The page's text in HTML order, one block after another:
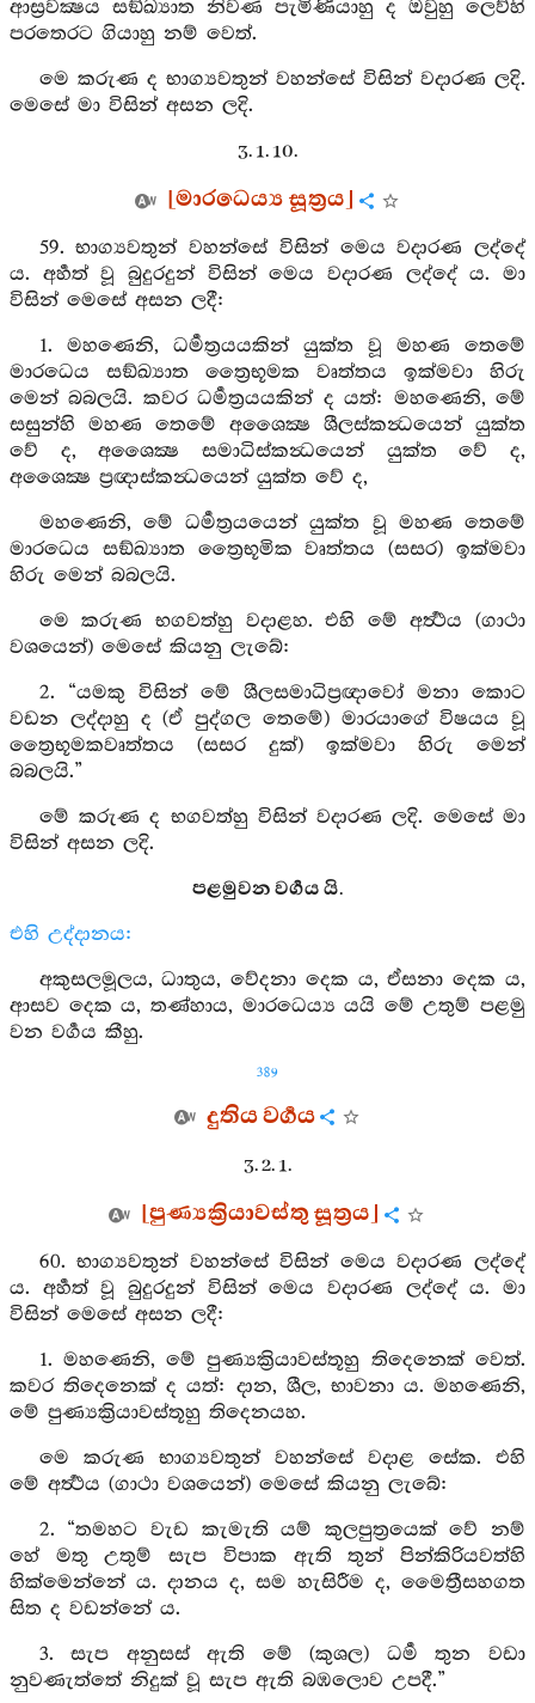
ආස්‍රවක්‍ෂය සඞ්ඛ්‍යාත නිවණ පැමිණියාහු ද ඔවුහු ලෙව්හි
පරතෙරට ගියාහු නම් වෙත්.
මෙ කරුණ ද භාග්‍යවතුන් වහන්සේ විසින් වදාරණ ලදි.
මෙසේ මා විසින් අසන ලදි.
3. 1. 10.
[මාරධෙය්‍ය සූත්‍රය]
59. භාග්‍යවතුන් වහන්සේ විසින් මෙය වදාරණ ලද්දේ
ය. අර්‍හත් වූ බුදුරදුන් විසින් මෙය වදාරණ ලද්දේ ය. මා
විසින් මෙසේ අසන ලදී:
1. මහණෙනි, ධර්‍මත්‍රයයකින් යුක්ත වූ මහණ තෙමේ
මාරධෙය සඞ්ඛ්‍යාත ත්‍රෛභූමක වෘත්තය ඉක්මවා හිරු
මෙන් බබලයි. කවර ධර්‍මත්‍රයයකින් ද යත්: මහණෙනි, මේ
සසුන්හි මහණ තෙමේ අශෛක්‍ෂ ශීලස්කන්‍ධයෙන් යුක්ත
වේ ද, අශෛක්‍ෂ සමාධිස්කන්‍ධයෙන් යුක්ත වේ ද,
අශෛක්‍ෂ ප්‍රඥාස්කන්‍ධයෙන් යුක්ත වේ ද,
මහණෙනි, මේ ධර්‍මත්‍රයයෙන් යුක්ත වූ මහණ තෙමේ
මාරධෙය සඞ්ඛ්‍යාත ත්‍රෛභූමික වෘත්තය (සසර) ඉක්මවා
හිරු මෙන් බබලයි.
මෙ කරුණ භගවත්හු වදාළහ. එහි මේ අර්‍ත්‍ථය (ගාථා
වශයෙන්) මෙසේ කියනු ලැබේ:
2. “යමකු විසින් මේ ශීලසමාධිප්‍රඥාවෝ මනා කොට
වඩන ලද්දාහු ද (ඒ පුද්ගල තෙමේ) මාරයාගේ විෂයය වූ
ත්‍රෛභූමකවෘත්තය (සසර දුක්) ඉක්මවා හිරු මෙන්
බබලයි.”
මේ කරුණ ද භගවත්හු විසින් වදාරණ ලදි. මෙසේ මා
විසින් අසන ලදි.
පළමුවන වර්‍ගය යි.
එහි උද්දානය:
අකුසලමූලය, ධාතුය, වේදනා දෙක ය, ඒසනා දෙක ය,
ආසව දෙක ය, තණ්හාය, මාරධෙය්‍ය යයි මේ උතුම් පළමු
වන වර්‍ගය කීහු.
389
දුතිය වර්‍ගය
3. 2. 1.
[පුණ්‍යක්‍රියාවස්තු සූත්‍රය]
60. භාග්‍යවතුන් වහන්සේ විසින් මෙය වදාරණ ලද්දේ
ය. අර්‍හත් වූ බුදුරදුන් විසින් මෙය වදාරණ ලද්දේ ය. මා
විසින් මෙසේ අසන ලදී:
1. මහණෙනි, මේ පුණ්‍යක්‍රියාවස්තූහු තිදෙනෙක් වෙත්.
කවර තිදෙනෙක් ද යත්: දාන, ශීල, භාවනා ය. මහණෙනි,
මේ පුණ්‍යක්‍රියාවස්තූහු තිදෙනයහ.
මෙ කරුණ භාග්‍යවතුන් වහන්සේ වදාළ සේක. එහි
මේ අර්‍ත්‍ථය (ගාථා වශයෙන්) මෙසේ කියනු ලැබේ:
2. “තමහට වැඩ කැමැති යම් කුලපුත්‍රයෙක් වේ නම්
හේ මතු උතුම් සැප විපාක ඇති තුන් පින්කිරියවත්හි
හික්මෙන්නේ ය. දානය ද, සම හැසිරීම ද, මෛත්‍රීසහගත
සිත ද වඩන්නේ ය.
3. සැප අනුසස් ඇති මේ (කුශල) ධර්‍ම තුන වඩා
නුවණැත්තේ නිදුක් වූ සැප ඇති බඹලොව උපදී.”